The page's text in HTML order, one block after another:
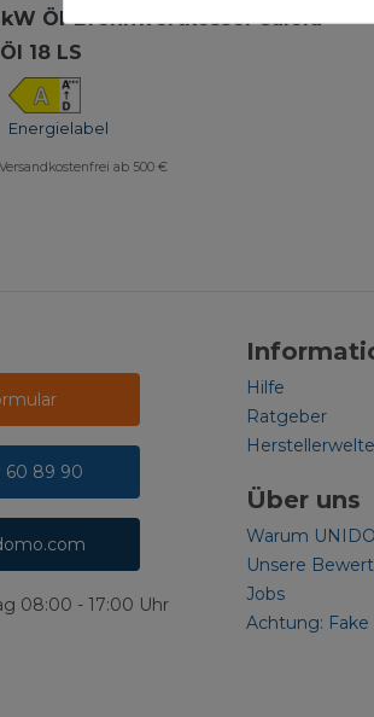
kW Öl-Brennwertkessel Calora
18 LS
Energielabel
Versandkostenfrei ab 500 €
60 89 90
08:00 - 17:00 Uhr
Hilfe
Ratgeber
Über uns
Warum
Unsere
Jobs
Achtung: Fake